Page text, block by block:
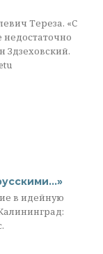
Тереза. «С
Здзеховский.
в идейную